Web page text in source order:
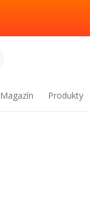
Magazín Produkty